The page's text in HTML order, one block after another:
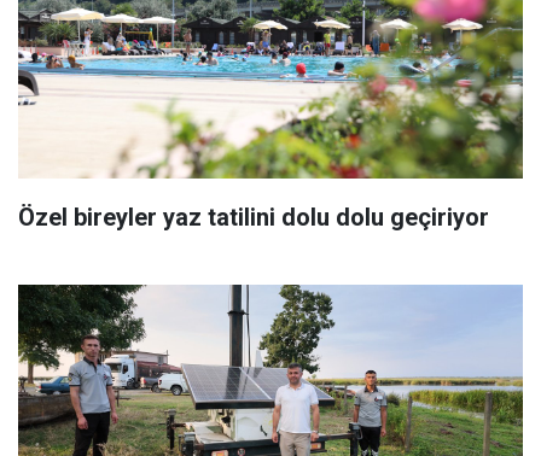
Özel bireyler yaz tatilini dolu dolu geçiriyor